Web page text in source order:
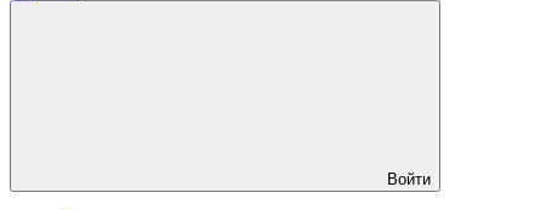
Войти